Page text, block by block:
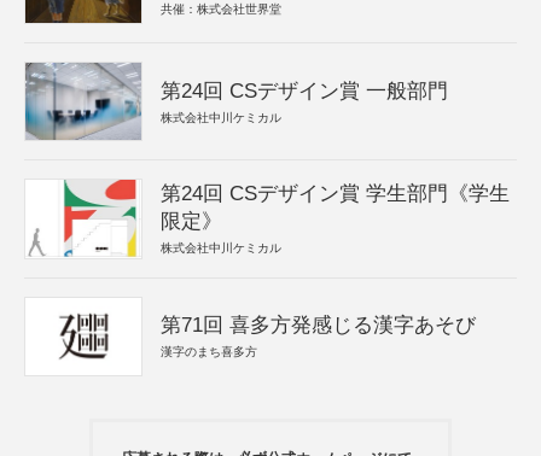
共催：株式会社世界堂
第24回 CSデザイン賞 一般部門
株式会社中川ケミカル
第24回 CSデザイン賞 学生部門《学生
限定》
株式会社中川ケミカル
第71回 喜多方発感じる漢字あそび
漢字のまち喜多方